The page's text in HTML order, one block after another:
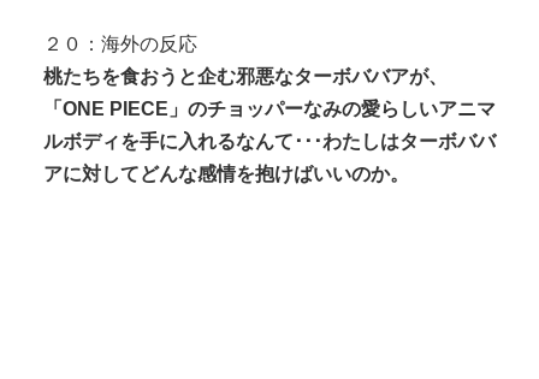
２０：海外の反応
桃たちを食おうと企む邪悪なターボババアが、
「ONE PIECE」のチョッパーなみの愛らしいアニマ
ルボディを手に入れるなんて･･･わたしはターボババ
アに対してどんな感情を抱けばいいのか。